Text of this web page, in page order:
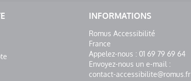
INFORMATIONS
Romus Accessibilité
France
Appelez-nous : 01 69 79 69 64
Envoyez-nous un e-mail :
contact-accessibilite@romus.fr